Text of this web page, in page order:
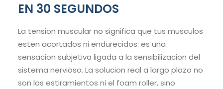
EN 30 SEGUNDOS
La tension muscular no significa que tus musculos
esten acortados ni endurecidos: es una
sensacion subjetiva ligada a la sensibilizacion del
sistema nervioso. La solucion real a largo plazo no
son los estiramientos ni el foam roller, sino